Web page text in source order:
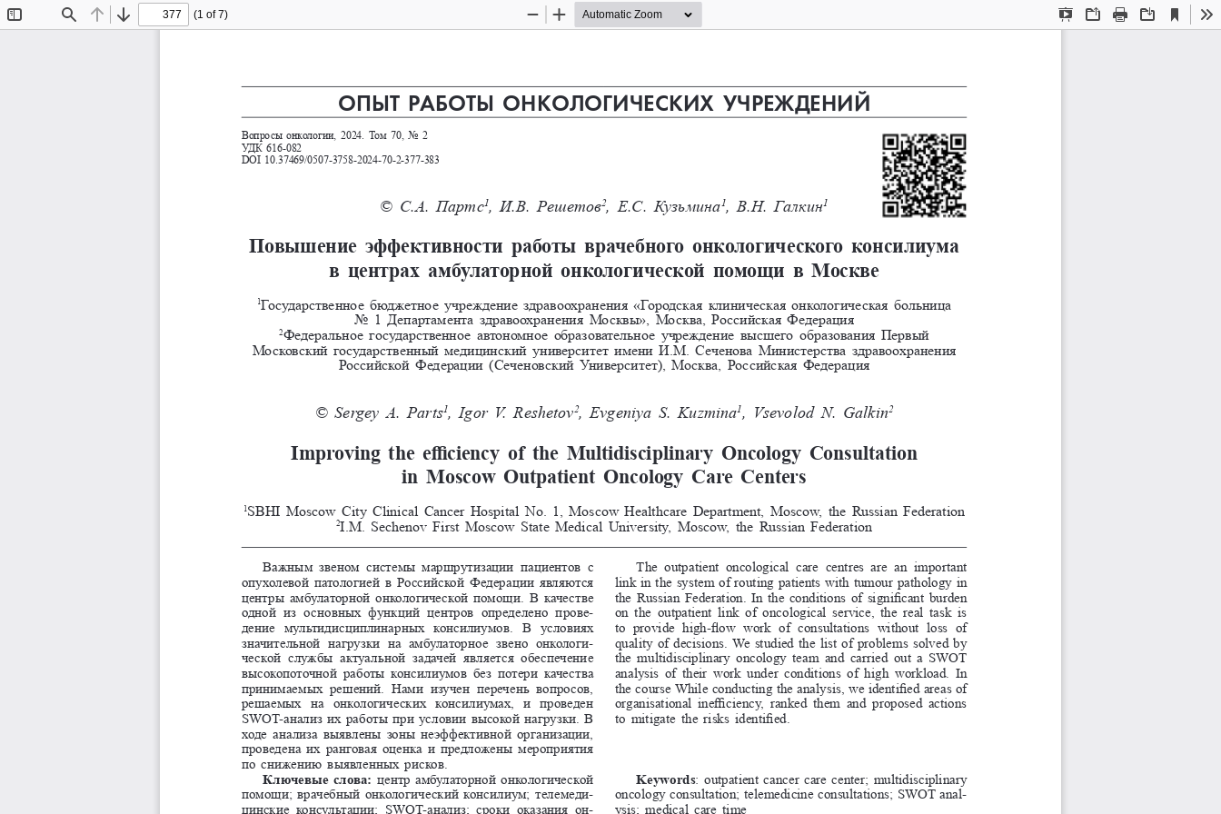
Find Previous
Next
(1 of 7)
Presentation
OpenPrint Download
Current
View
Zoom
Zoom
ОПЫТ РАБОТЫ ОНКОЛОГИЧЕСКИХ УЧРЕЖДЕНИЙ
Вопросы онкологии, 2024. Том 70, No 2
УДК 616-082
DOI 10.37469/0507-3758-2024-70-2-377-383
© С.А. Партс 1 , И.В. Решетов2 , Е.С. Кузьмина 1, В.Н. Галкин1
Повышение  эффективности  работы  врачебного  онкологического  консилиума
в  центрах  амбулаторной  онкологической  помощи  в  Москве
1Государственное бюджетное учреждение здравоохранения «Городская клиническая онкологическая больница
No   1 Департамента здравоохранения Москвы», Москва, Российская Федерация
2Федеральное государственное автономное образовательное учреждение высшего образования Первый
Московский государственный медицинский университет имени И.М. Сеченова Министерства здравоохранения
Российской Федерации (Сеченовский Университет), Москва, Российская Федерация
© Sergey A.   Parts
1 , Igor V.  Reshetov2, Evgeniya S.  Kuzmina1 , Vsevolod N.   Galkin
2
Improving  the  efficiency  of  the  Multidisciplinary  Oncology  Consultation
in  Moscow  Outpatient  Oncology  Care  Centers
1 SBHI Moscow City Clinical Cancer Hospital No. 1, Moscow Healthcare Department, Moscow, the Russian Federation
2I.M. Sechenov First Moscow State Medical University, Moscow, the Russian Federation
Важным  звеном  системы  маршрутизации  пациентов  с
опухолевой патологией в Российской Федерации являются
центры амбулаторной онкологической помощи. В качестве
одной  из  основных  функций  центров  определено  прове-
дение  мультидисциплинарных  консилиумов.  В  условиях
значительной  нагрузки  на  амбулаторное  звено  онкологи-
ческой  службы  актуальной  задачей  является  обеспечение
высокопоточной  работы  консилиумов  без  потери  качества
принимаемых  решений.  Нами  изучен  перечень  вопросов,
решаемых  на  онкологических  консилиумах,  и  проведен
SWOT-анализ их работы при условии высокой нагрузки. В
ходе анализа выявлены зоны неэффективной организации,
проведена их ранговая оценка и предложены мероприятия
по снижению выявленных рисков.
Ключевые  слова: центр амбулаторной онкологической
помощи; врачебный онкологический консилиум; телемеди-
цинские  консультации;  SWOT-анализ;  сроки  оказания  он-
The  outpatient  oncological  care  centres  are  an  important
link in the system of routing patients with tumour pathology in
the Russian Federation. In the conditions of significant burden
on  the  outpatient  link  of  oncological  service,  the  real  task  is
to  provide  high-flow  work  of  consultations  without  loss  of
quality of decisions. We studied the list of problems solved by
the multidisciplinary oncology team and carried out a SWOT
analysis  of  their  work  under  conditions  of  high  workload.  In
the course While conducting the analysis, we identified areas of
organisational  inefficiency,  ranked  them  and  proposed  actions
to mitigate the risks identified.
Keywords: outpatient cancer care center; multidisciplinary
oncology consultation; telemedicine consultations; SWOT anal-
ysis; medical care time